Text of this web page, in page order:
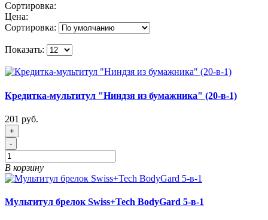
Сортировка:
Цена:
Сортировка:
Показать:
Кредитка-мультитул "Ниндзя из бумажника" (20-в-1)
201 руб.
+
-
В корзину
Мультитул брелок Swiss+Tech BodyGard 5-в-1